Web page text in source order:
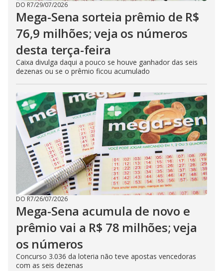
DO R7/29/07/2026
Mega-Sena sorteia prêmio de R$
76,9 milhões; veja os números
desta terça-feira
Caixa divulga daqui a pouco se houve ganhador das seis
dezenas ou se o prêmio ficou acumulado
DO R7/26/07/2026
Mega-Sena acumula de novo e
prêmio vai a R$ 78 milhões; veja
os números
Concurso 3.036 da loteria não teve apostas vencedoras
com as seis dezenas